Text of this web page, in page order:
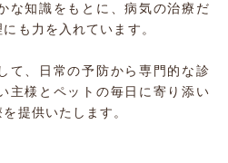
な知識をもとに、病気の治療だ
も力を入れています。
て、日常の予防から専門的な診
主様とペットの毎日に寄り添い
提供いたします。